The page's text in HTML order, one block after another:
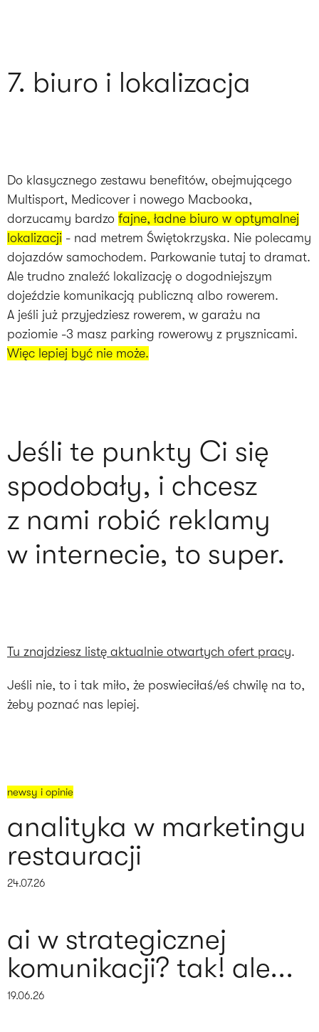
7. biuro i lokalizacja
Do klasycznego zestawu benefitów, obejmującego
Multisport, Medicover i nowego Macbooka,
dorzucamy bardzo fajne, ładne biuro w optymalnej
lokalizacji - nad metrem Świętokrzyska. Nie polecamy
dojazdów samochodem. Parkowanie tutaj to dramat.
Ale trudno znaleźć lokalizację o dogodniejszym
dojeździe komunikacją publiczną albo rowerem.
A jeśli już przyjedziesz rowerem, w garażu na
poziomie -3 masz parking rowerowy z prysznicami.
Więc lepiej być nie może.
Jeśli te punkty Ci się
spodobały, i chcesz
z nami robić reklamy
w internecie, to super.
Tu znajdziesz listę aktualnie otwartych ofert pracy.
Jeśli nie, to i tak miło, że poswieciłaś/eś chwilę na to,
żeby poznać nas lepiej.
newsy i opinie
analityka w marketingu
restauracji
24.07.26
ai w strategicznej
komunikacji? tak! ale...
19.06.26